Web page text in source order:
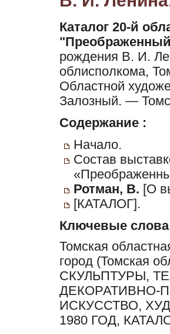
Каталог 20-й
рождения В. И.
облисполкома,
Областной
Залозный. —
Содержание :
Начало.
Состав
Ротман, В. [О
[КАТАЛОГ].
Ключевые слова
Томская
город (Томская
СКУЛЬПТУРЫ,
ДЕКОРАТИВНО-
ИСКУССТВО,
1980 ГОД,